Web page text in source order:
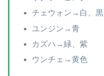
チェウォン→白、黒
ユンジン→青
カズハ→緑、紫
ウンチェ→黄色